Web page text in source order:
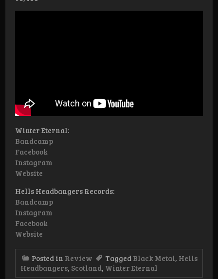
Winter Eternal:
Bandcamp
Facebook
Instagram
Website
Hells Headbangers Records:
Bandcamp
Instagram
Facebook
Website
Posted in Review Tagged Black Metal, Hells
Headbangers, Scotland, Winter Eternal